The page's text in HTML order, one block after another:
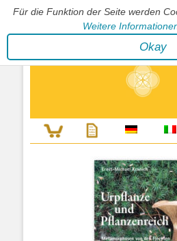
Für die Funktion der Seite werden
Weitere
Okay
Stephan
Literatur zur Förderung der